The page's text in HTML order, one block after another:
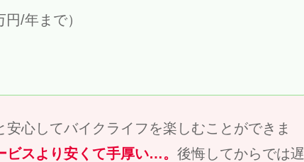
/年まで）
心してバイクライフを楽しむことができま
ビスより安くて手厚い…。 後悔してからでは遅